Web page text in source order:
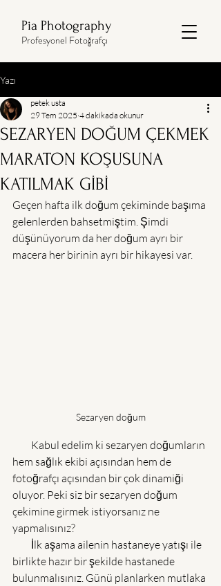
Pia Photography
Profesyonel Fotoğrafçı
Yazı
SEZARYEN DOĞUM ÇEKMEK
MARATON KOŞUSUNA
KATILMAK GİBİ
petek usta
29 Tem 2025 4 dakikada okunur
Geçen hafta ilk doğum çekiminde başıma
gelenlerden bahsetmiştim. Şimdi
düşünüyorum da her doğum ayrı bir
macera her birinin ayrı bir hikayesi var.
Sezaryen doğum
Kabul edelim ki sezaryen doğumların
hem sağlık ekibi açısından hem de
fotoğrafçı açısından bir çok dinamiği
oluyor. Peki siz bir sezaryen doğum
çekimine girmek istiyorsanız ne
yapmalısınız?
İlk aşama ailenin hastaneye yatışı ile
birlikte hazır bir şekilde hastanede
bulunmalısınız. Günü planlarken mutlaka